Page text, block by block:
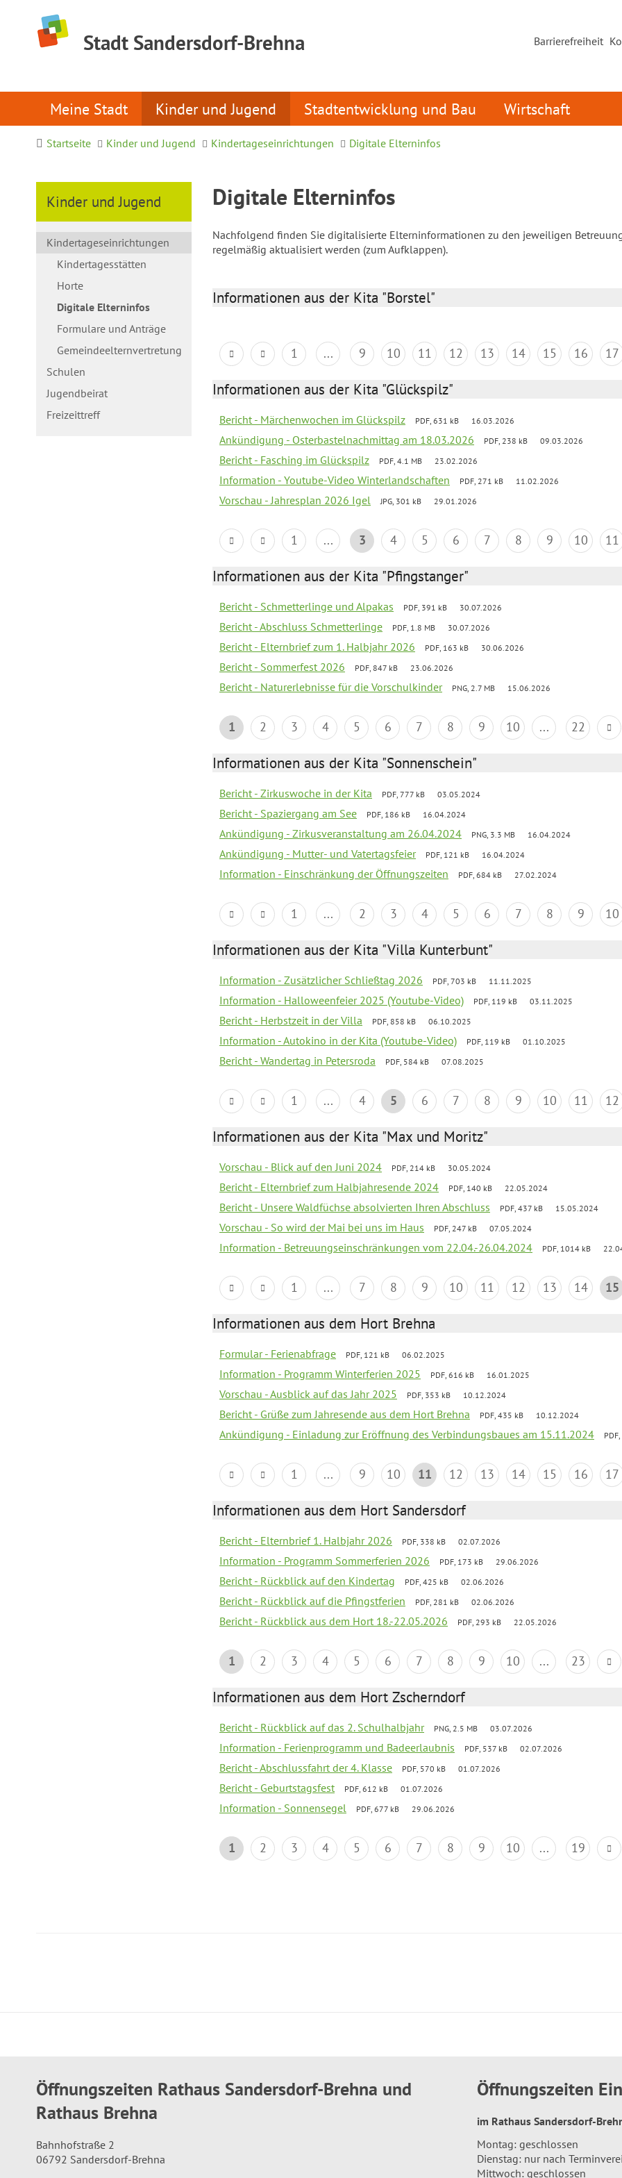
Stadt Sandersdorf-Brehna Barrierefreiheit
Meine Stadt Kinder und Jugend Stadtentwicklung und Bau Wirtschaft
Startseite Kinder und Jugend Kindertageseinrichtungen Digitale Elterninfos
Kinder und Jugend
Kindertageseinrichtungen
Kindertagesstätten
Horte
Digitale Elterninfos
Formulare und Anträge
Gemeindeelternvertretung
Schulen
Jugendbeirat
Freizeittreff
Digitale Elterninfos
Nachfolgend finden Sie digitalisierte Elterninformationen zu den jeweiligen
regelmäßig aktualisiert werden (zum Aufklappen).
Informationen aus der Kita "Borstel"
1 ... 9 10 11 12 13 14 15 16 17
Informationen aus der Kita "Glückspilz"
Bericht - Märchenwochen im Glückspilz PDF, 631 kB 16.03.2026
Ankündigung - Osterbastelnachmittag am 18.03.2026 PDF, 238 kB 09.03.2026
Bericht - Fasching im Glückspilz PDF, 4.1 MB 23.02.2026
Information - Youtube-Video Winterlandschaften PDF, 271 kB 11.02.2026
Vorschau - Jahresplan 2026 Igel JPG, 301 kB 29.01.2026
1 ... 3 4 5 6 7 8 9 10 11
Informationen aus der Kita "Pfingstanger"
Bericht - Schmetterlinge und Alpakas PDF, 391 kB 30.07.2026
Bericht - Abschluss Schmetterlinge PDF, 1.8 MB 30.07.2026
Bericht - Elternbrief zum 1. Halbjahr 2026 PDF, 163 kB 30.06.2026
Bericht - Sommerfest 2026 PDF, 847 kB 23.06.2026
Bericht - Naturerlebnisse für die Vorschulkinder PNG, 2.7 MB 15.06.2026
1 2 3 4 5 6 7 8 9 10 ... 22
Informationen aus der Kita "Sonnenschein"
Bericht - Zirkuswoche in der Kita PDF, 777 kB 03.05.2024
Bericht - Spaziergang am See PDF, 186 kB 16.04.2024
Ankündigung - Zirkusveranstaltung am 26.04.2024 PNG, 3.3 MB 16.04.2024
Ankündigung - Mutter- und Vatertagsfeier PDF, 121 kB 16.04.2024
Information - Einschränkung der Öffnungszeiten PDF, 684 kB 27.02.2024
1 ... 2 3 4 5 6 7 8 9 10
Informationen aus der Kita "Villa Kunterbunt"
Information - Zusätzlicher Schließtag 2026 PDF, 703 kB 11.11.2025
Information - Halloweenfeier 2025 (Youtube-Video) PDF, 119 kB 03.11.2025
Bericht - Herbstzeit in der Villa PDF, 858 kB 06.10.2025
Information - Autokino in der Kita (Youtube-Video) PDF, 119 kB 01.10.2025
Bericht - Wandertag in Petersroda PDF, 584 kB 07.08.2025
1 ... 4 5 6 7 8 9 10 11 12
Informationen aus der Kita "Max und Moritz"
Vorschau - Blick auf den Juni 2024 PDF, 214 kB 30.05.2024
Bericht - Elternbrief zum Halbjahresende 2024 PDF, 140 kB 22.05.2024
Bericht - Unsere Waldfüchse absolvierten Ihren Abschluss PDF, 437 kB 15.05.2024
Vorschau - So wird der Mai bei uns im Haus PDF, 247 kB 07.05.2024
Information - Betreuungseinschränkungen vom 22.04.-26.04.2024 PDF, 1014 kB
1 ... 7 8 9 10 11 12 13 14 15
Informationen aus dem Hort Brehna
Formular - Ferienabfrage PDF, 121 kB 06.02.2025
Information - Programm Winterferien 2025 PDF, 616 kB 16.01.2025
Vorschau - Ausblick auf das Jahr 2025 PDF, 353 kB 10.12.2024
Bericht - Grüße zum Jahresende aus dem Hort Brehna PDF, 435 kB 10.12.2024
Ankündigung - Einladung zur Eröffnung des Verbindungsbaues am 15.11.2024
1 ... 9 10 11 12 13 14 15 16 17
Informationen aus dem Hort Sandersdorf
Bericht - Elternbrief 1. Halbjahr 2026 PDF, 338 kB 02.07.2026
Information - Programm Sommerferien 2026 PDF, 173 kB 29.06.2026
Bericht - Rückblick auf den Kindertag PDF, 425 kB 02.06.2026
Bericht - Rückblick auf die Pfingstferien PDF, 281 kB 02.06.2026
Bericht - Rückblick aus dem Hort 18.-22.05.2026 PDF, 293 kB 22.05.2026
1 2 3 4 5 6 7 8 9 10 ... 23
Informationen aus dem Hort Zscherndorf
Bericht - Rückblick auf das 2. Schulhalbjahr PNG, 2.5 MB 03.07.2026
Information - Ferienprogramm und Badeerlaubnis PDF, 537 kB 02.07.2026
Bericht - Abschlussfahrt der 4. Klasse PDF, 570 kB 01.07.2026
Bericht - Geburtstagsfest PDF, 612 kB 01.07.2026
Information - Sonnensegel PDF, 677 kB 29.06.2026
1 2 3 4 5 6 7 8 9 10 ... 19
Öffnungszeiten Rathaus Sandersdorf-Brehna und
Rathaus Brehna
Bahnhofstraße 2
06792 Sandersdorf-Brehna
Öffnungszeiten
im Rathaus Sandersdorf-
Montag: geschlossen
Dienstag: nur nach
Mittwoch: geschlossen